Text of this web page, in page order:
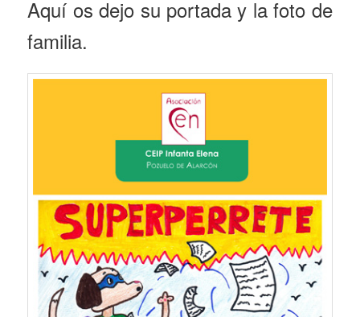
Aquí os dejo su portada y la foto de
familia.